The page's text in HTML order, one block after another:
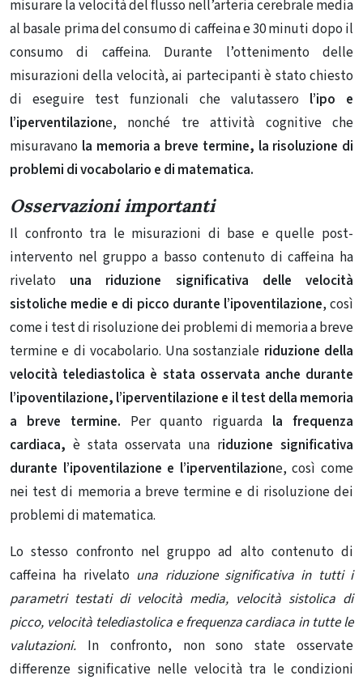
misurare la velocità del flusso nell’arteria cerebrale media
al basale prima del consumo di caffeina e 30 minuti dopo il
consumo di caffeina. Durante l’ottenimento delle
misurazioni della velocità, ai partecipanti è stato chiesto
di eseguire test funzionali che valutassero l’ipo e
l’iperventilazione, nonché tre attività cognitive che
misuravano la memoria a breve termine, la risoluzione di
problemi di vocabolario e di matematica.
Osservazioni importanti
Il confronto tra le misurazioni di base e quelle post-
intervento nel gruppo a basso contenuto di caffeina ha
rivelato una riduzione significativa delle velocità
sistoliche medie e di picco durante l’ipoventilazione, così
come i test di risoluzione dei problemi di memoria a breve
termine e di vocabolario. Una sostanziale riduzione della
velocità telediastolica è stata osservata anche durante
l’ipoventilazione, l’iperventilazione e il test della memoria
a breve termine. Per quanto riguarda la frequenza
cardiaca, è stata osservata una riduzione significativa
durante l’ipoventilazione e l’iperventilazione, così come
nei test di memoria a breve termine e di risoluzione dei
problemi di matematica.
Lo stesso confronto nel gruppo ad alto contenuto di
caffeina ha rivelato una riduzione significativa in tutti i
parametri testati di velocità media, velocità sistolica di
picco, velocità telediastolica e frequenza cardiaca in tutte le
valutazioni. In confronto, non sono state osservate
differenze significative nelle velocità tra le condizioni